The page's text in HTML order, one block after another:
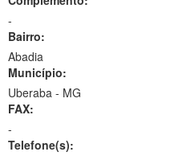
-
Bairro:
Abadia
Município:
Uberaba - MG
FAX:
-
Telefone(s):